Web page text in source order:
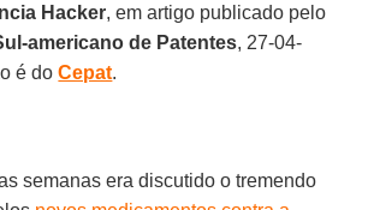
Hacker, em artigo publicado pelo
americano de Patentes, 27-04-
é doCepat.
semanas era discutido o tremendo